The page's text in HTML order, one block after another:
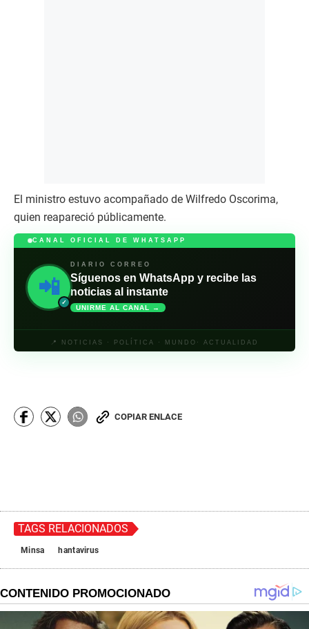
El ministro estuvo acompañado de Wilfredo Oscorima,
quien reapareció públicamente.
CANAL OFICIAL DE WHATSAPP
📲
✓
DIARIO CORREO
Síguenos en WhatsApp y recibe las
noticias al instante
UNIRME AL CANAL →
📍 NOTICIAS · POLÍTICA · MUNDO· ACTUALIDAD
COPIAR ENLACE
TAGS RELACIONADOS
Minsa hantavirus